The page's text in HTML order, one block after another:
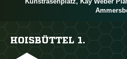
HOISBÜTTEL 1.